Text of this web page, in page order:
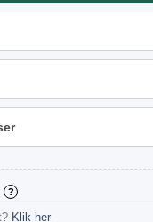
?
Klik her